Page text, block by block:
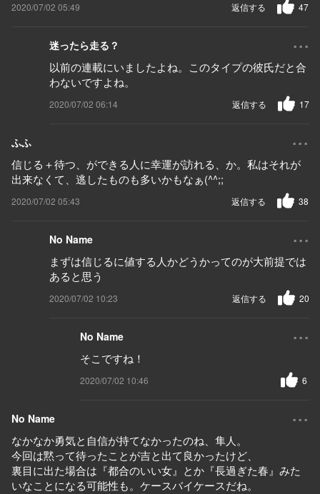
2020/07/02 05:49 47
返信する
迷ったら走る？ ...
以前の連載にいましたよね。このタイプの彼氏だと合
わないですよね。
2020/07/02 06:14 17
返信する
ふふ ...
信じる＋待つ、ができる人に幸運が訪れる、か。私はそれが
出来なくて、逃したものも多いかもなぁ(^^;;
2020/07/02 05:43 38
返信する
No Name ...
まずは信じるに値する人かどうかってのが大前提では
あると思う
2020/07/02 10:23 20
返信する
No Name ...
そこですね！
2020/07/02 10:46 6
No Name ...
なかなか勇気と自信が持てなかったのね、隼人。
今回は黙って待ったことが吉と出て良かったけど、
裏目に出た場合は『都合のいい女』とか『長過ぎた春』みた
いなことになる可能性も。ケースバイケースだね。